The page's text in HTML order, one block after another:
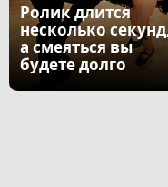
Ролик длится
несколько
а смеяться вы
будете долго